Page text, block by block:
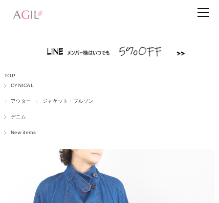
TOP
CYNICAL
アウター ジャケット・ブルゾン
デニム
New items